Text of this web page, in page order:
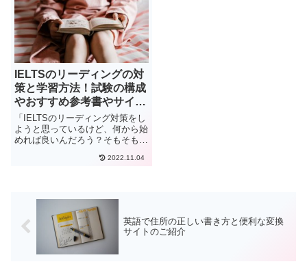
IELTSのリーディングの対
策と学習方法！試験の構成
やおすすめ参考書やサイト
も紹介
「IELTSのリーディング対策をし
ようと思っているけど、何から始
めれば良いんだろう？そもそも、
かな？」本記事はこういった悩み
2022.11.04
英語で住所の正しい書き方と便利な変換
サイトのご紹介